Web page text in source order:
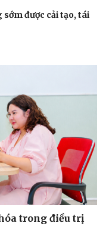
sớm được cải tạo, tái
trong điều trị